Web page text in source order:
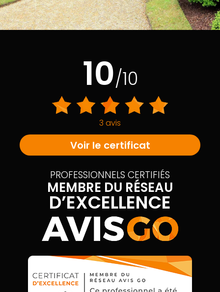
10/10
3 avis
Voir le certificat
PROFESSIONNELS CERTIFIÉS
MEMBRE DU RÉSEAU
D’EXCELLENCE